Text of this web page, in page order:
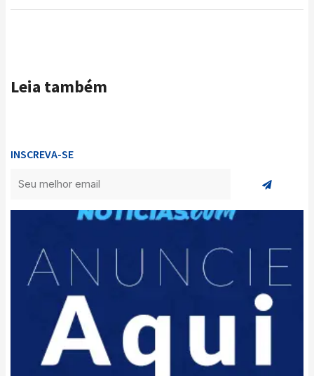
Leia também
INSCREVA-SE